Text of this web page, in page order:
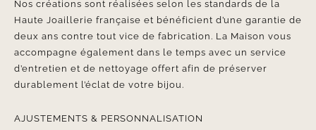
Haute Joaillerie française et bénéficient d’une garantie de
accompagne également dans le temps avec un service
d’entretien et de nettoyage offert afin de préserver
durablement l’éclat de votre bijou.